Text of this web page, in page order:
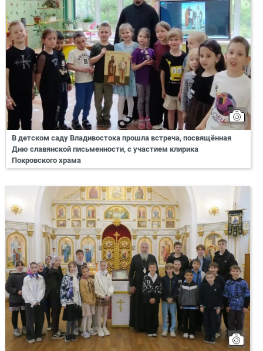
В детском саду Владивостока прошла встреча, посвящённая
Дню славянской письменности, с участием клирика
Покровского храма